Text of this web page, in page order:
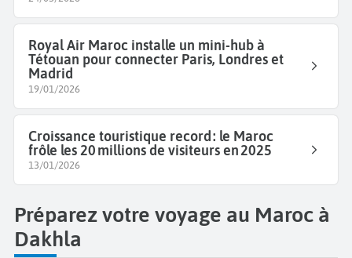
Royal Air Maroc installe un mini-hub à
Tétouan pour connecter Paris, Londres et
Madrid
19/01/2026
Croissance touristique record : le Maroc
frôle les 20 millions de visiteurs en 2025
13/01/2026
Préparez votre voyage au Maroc à
Dakhla